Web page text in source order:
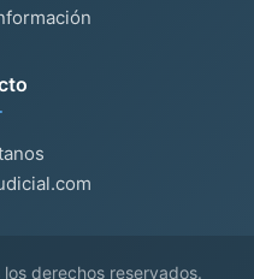
derechos reservados.